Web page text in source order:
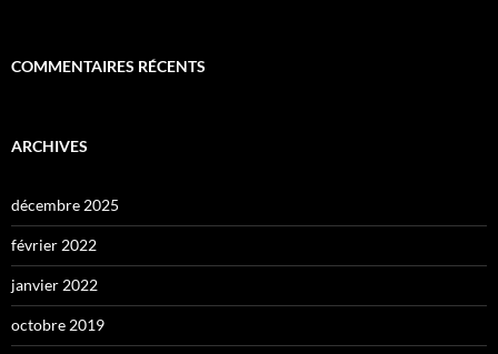
COMMENTAIRES RÉCENTS
ARCHIVES
décembre 2025
février 2022
janvier 2022
octobre 2019